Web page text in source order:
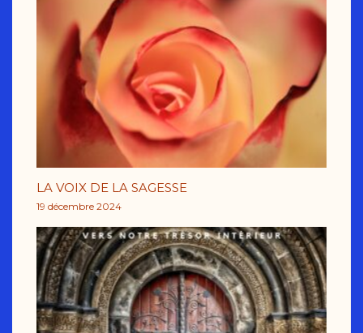
LA VOIX DE LA SAGESSE
19 décembre 2024